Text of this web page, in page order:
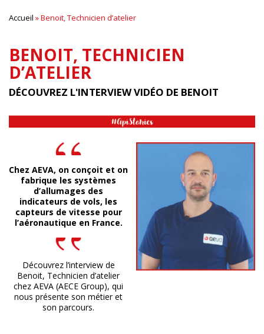
Accueil »Benoit, Technicien d’atelier
BENOIT, TECHNICIEN
D’ATELIER
DÉCOUVREZ L'INTERVIEW VIDÉO DE BENOIT
Chez AEVA, on conçoit et on
fabrique les systèmes
d’allumages des
indicateurs de vols, les
capteurs de vitesse pour
l’aéronautique en France.
Découvrez l’interview de
Benoit, Technicien d’atelier
chez AEVA (AECE Group), qui
nous présente son métier et
son parcours.